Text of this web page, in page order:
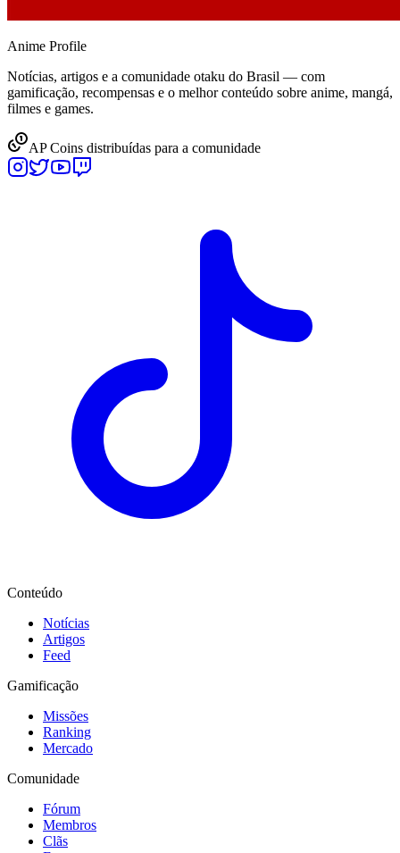
Anime Profile
Notícias, artigos e a comunidade otaku do Brasil — com
gamificação, recompensas e o melhor conteúdo sobre anime, mangá,
filmes e games.
AP Coins distribuídas para a comunidade
Conteúdo
Notícias
Artigos
Feed
Gamificação
Missões
Ranking
Mercado
Comunidade
Fórum
Membros
Clãs